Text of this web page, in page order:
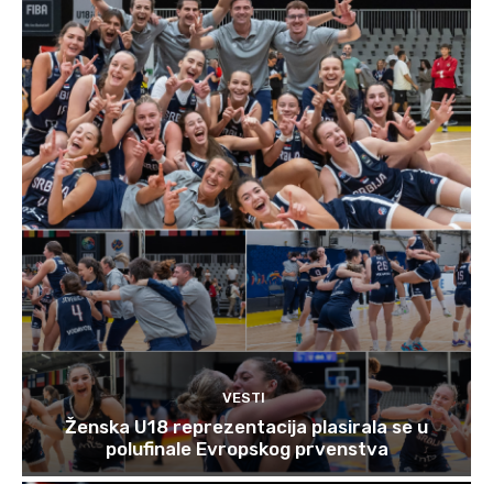
VESTI
Ženska U18 reprezentacija plasirala se u
polufinale Evropskog prvenstva